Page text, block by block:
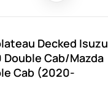
Decked Isuzu
Double Cab/Mazda
Cab (2020-